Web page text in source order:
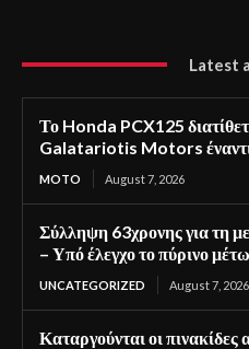
Latest
Το Honda PCX125
Galatariotis Motors
MOTO August 7, 2026
Σύλληψη 63χρονης για τη
– Υπό έλεγχο το πύρινο
UNCATEGORIZED August 7, 2026
Καταργούνται οι